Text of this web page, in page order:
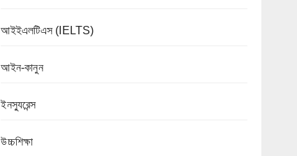
আইইএলটিএস (IELTS)
আইন-কানুন
ইনস্যুরেন্স
উচ্চশিক্ষা